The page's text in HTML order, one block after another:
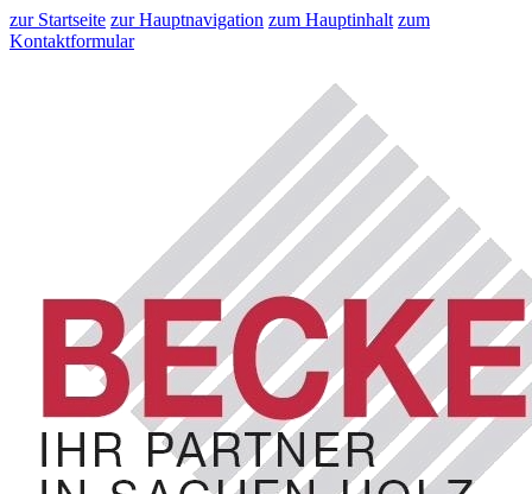
zur Startseite zur Hauptnavigation zum Hauptinhalt zum
Kontaktformular